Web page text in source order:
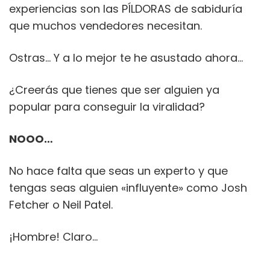
experiencias son las PÍLDORAS de sabiduría
que muchos vendedores necesitan.
Ostras… Y a lo mejor te he asustado ahora…
¿Creerás que tienes que ser alguien ya
popular para conseguir la viralidad?
NOOO…
No hace falta que seas un experto y que
tengas seas alguien «influyente» como Josh
Fetcher o Neil Patel.
¡Hombre! Claro…